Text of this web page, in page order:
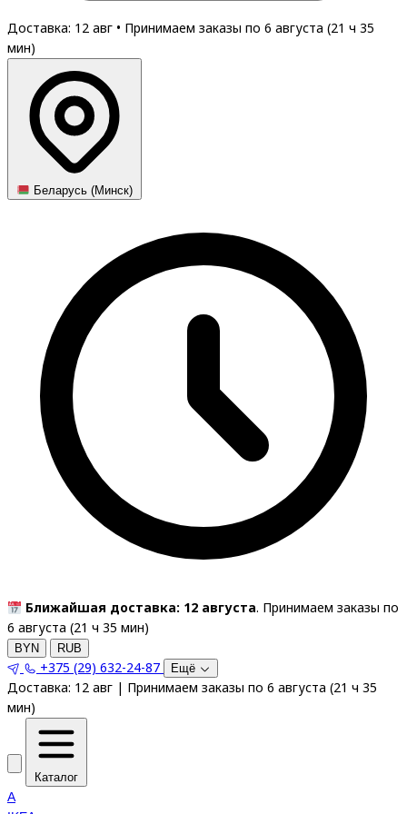
Доставка: 12 авг • Принимаем заказы по 6 августа (21 ч 35
мин)
Беларусь (Минск)
Ближайшая доставка: 12 августа. Принимаем заказы по
6 августа (21 ч 35 мин)
BYN RUB
+375 (29) 632-24-87 Ещё
Доставка: 12 авг | Принимаем заказы по 6 августа (21 ч 35
мин)
Каталог
A